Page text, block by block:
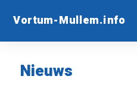
Vortum-Mullem.info
Nieuws